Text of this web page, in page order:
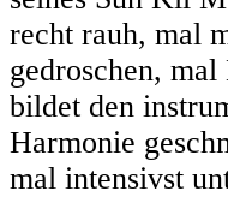
recht rauh, mal
gedroschen,
bildet den
Harmonie
mal intensivst